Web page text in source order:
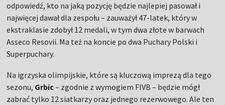
odpowiedź, kto na jaką pozycję będzie najlepiej pasował i
najwięcej dawał dla zespołu – zauważył 47-latek, który w
ekstraklasie zdobył 12 medali, w tym dwa złote w barwach
Asseco Resovii. Ma też na koncie po dwa Puchary Polski i
Superpuchary.
Na igrzyska olimpijskie, które są kluczową imprezą dla tego
sezonu, Grbic– zgodnie z wymogiem FIVB – będzie mógł
zabrać tylko 12 siatkarzy oraz jednego rezerwowego. Ale ten